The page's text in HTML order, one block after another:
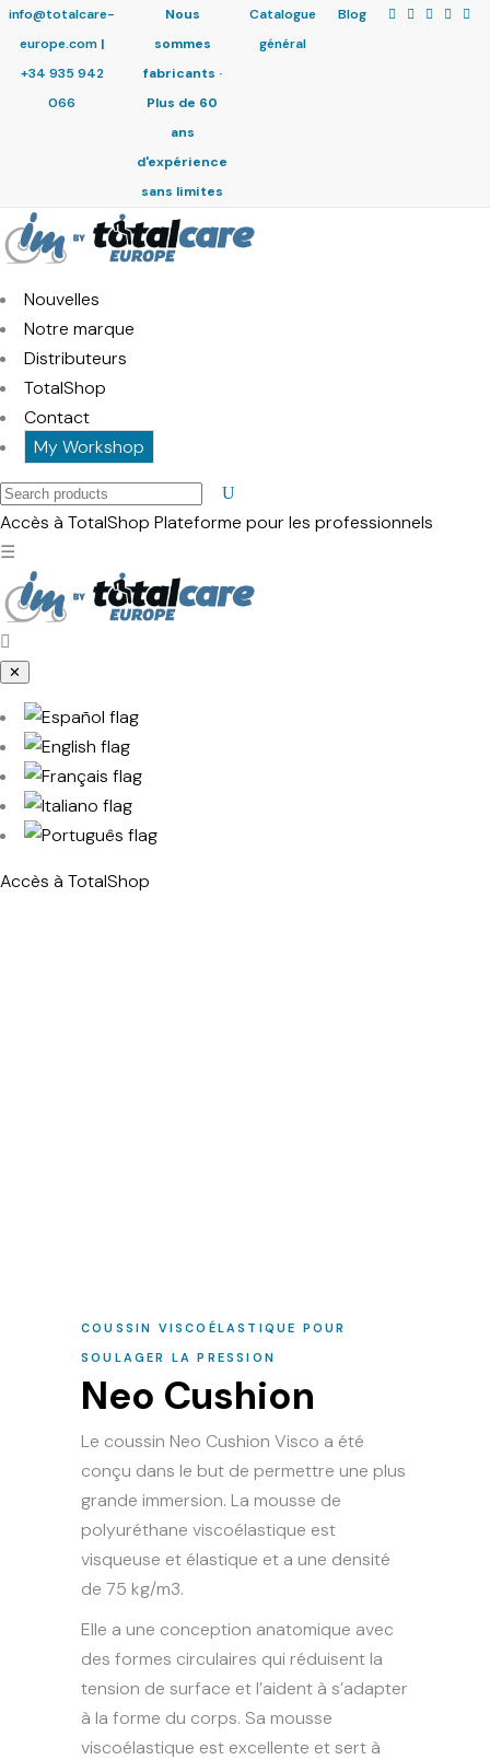
info@totalcare-
europe.com|
+34 935 942
066
Nous
sommes
fabricants ·
Plus de 60
ans
d'expérience
sans limites
Catalogue
général
Blog
Nouvelles
Notre marque
Distributeurs
TotalShop
Contact
My Workshop
Search
products
Accès à TotalShop Plateforme pour les professionnels
☰
✕
Accès à TotalShop
COUSSIN VISCOÉLASTIQUE POUR
SOULAGER LA PRESSION
Neo Cushion
Le coussin Neo Cushion Visco a été
conçu dans le but de permettre une plus
grande immersion. La mousse de
polyuréthane viscoélastique est
visqueuse et élastique et a une densité
de 75 kg/m3.
Elle a une conception anatomique avec
des formes circulaires qui réduisent la
tension de surface et l’aident à s’adapter
à la forme du corps. Sa mousse
viscoélastique est excellente et sert à